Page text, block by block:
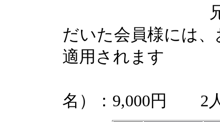
兄弟割引：
だいた会員様には
適用されます
名）：9,000円 2人